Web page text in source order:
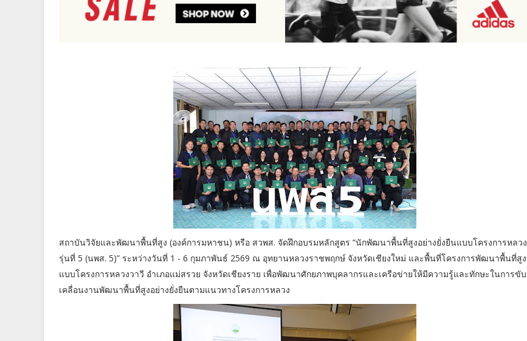
สถาบันวิจัยและพัฒนาพื้นที่สูง (องค์การมหาชน) หรือ สวพส. จัดฝึกอบรมหลักสูตร “นักพัฒนาพื้นที่สูงอย่างยั่งยืนแบบโครงการหลวง
รุ่นที่ 5 (นพส. 5)” ระหว่างวันที่ 1 - 6 กุมภาพันธ์ 2569 ณ อุทยานหลวงราชพฤกษ์ จังหวัดเชียงใหม่ และพื้นที่โครงการพัฒนาพื้นที่สูง
แบบโครงการหลวงวาวี อำเภอแม่สรวย จังหวัดเชียงราย เพื่อพัฒนาศักยภาพบุคลากรและเครือข่ายให้มีความรู้และทักษะในการขับ
เคลื่อนงานพัฒนาพื้นที่สูงอย่างยั่งยืนตามแนวทางโครงการหลวง